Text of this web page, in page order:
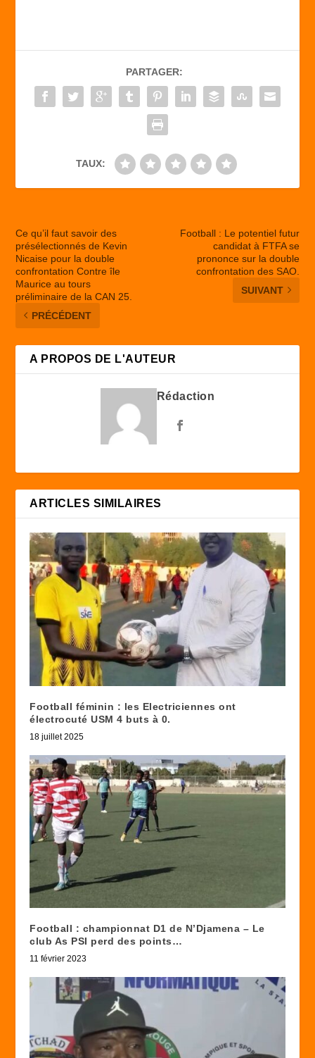
b
o
o
d
o
n
er
PARTAGER:
TAUX:
Ce qu’il faut savoir des
présélectionnés de Kevin
Nicaise pour la double
confrontation Contre île
Maurice au tours
préliminaire de la CAN 25.
PRÉCÉDENT
Football : Le potentiel futur
candidat à FTFA se
prononce sur la double
confrontation des SAO.
SUIVANT
A PROPOS DE L'AUTEUR
Rédaction
ARTICLES SIMILAIRES
Football féminin : les Electriciennes ont
électrocuté USM 4 buts à 0.
18 juillet 2025
Football : championnat D1 de N’Djamena – Le
club As PSI perd des points…
11 février 2023